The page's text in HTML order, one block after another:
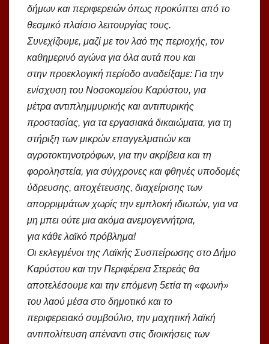
δήμων και περιφερειών όπως προκύπτει από το
θεσμικό πλαίσιο λειτουργίας τους.
Συνεχίζουμε, μαζί με τον λαό της περιοχής, τον
καθημερινό αγώνα για όλα αυτά που και
στην προεκλογική περίοδο αναδείξαμε: Για την
ενίσχυση του Νοσοκομείου Καρύστου, για
μέτρα αντιπλημμυρικής και αντιπυρικής
προστασίας, για τα εργασιακά δικαιώματα, για τη
στήριξη των μικρών επαγγελματιών και
αγροτοκτηνοτρόφων, για την ακρίβεια και τη
φοροληστεία, για σύγχρονες και φθηνές υποδομές
ύδρευσης, αποχέτευσης, διαχείρισης των
απορριμμάτων χωρίς την εμπλοκή ιδιωτών, για να
μη μπει ούτε μια ακόμα ανεμογεννήτρια,
για κάθε λαϊκό πρόβλημα!
Οι εκλεγμένοι της Λαϊκής Συσπείρωσης στο Δήμο
Καρύστου και την Περιφέρεια Στερεάς θα
αποτελέσουμε και την επόμενη 5ετία τη «φωνή»
του λαού μέσα στο δημοτικό και το
περιφερειακό συμβούλιο, την μαχητική λαϊκή
αντιπολίτευση απέναντι στις διοικήσεις των